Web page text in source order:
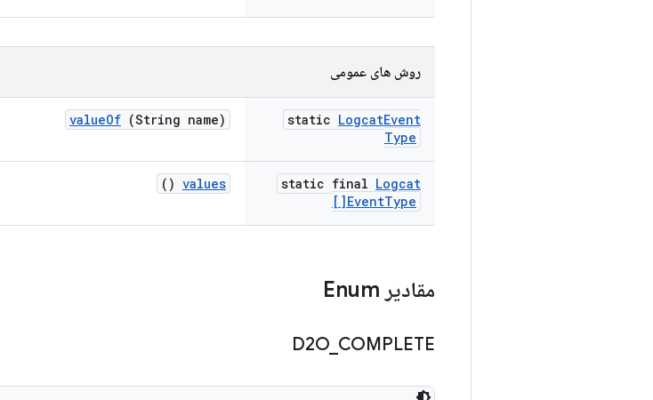
روش های عمومی
static LogcatEvent
Type
valueOf (String name)
static final Logcat
EventType[]
values
()
مقادیر Enum
D2O COMPLETE